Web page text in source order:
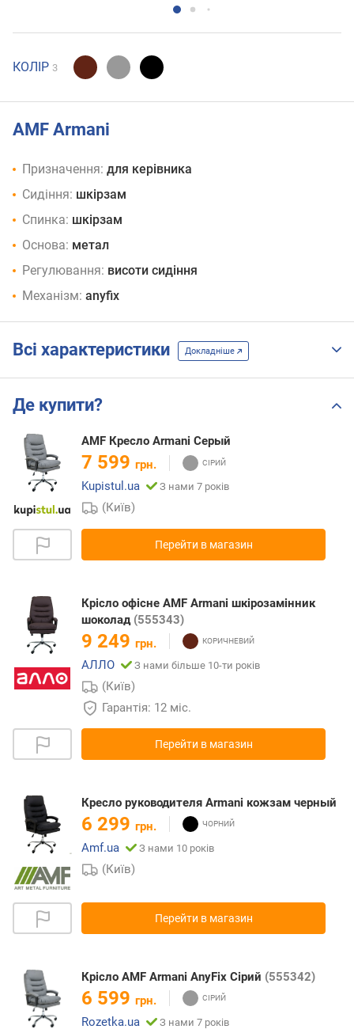
КОЛІР 3
AMF Armani
Призначення: для керівника
Сидіння: шкірзам
Спинка: шкірзам
Основа: метал
Регулювання: висоти сидіння
Механізм: anyfix
Всі характеристики Докладніше
Де купити?
AMF Кресло Armani Серый
7 599 грн.
Kupistul.ua
З нами 7 років
(Київ)
Перейти в магазин
Крісло офісне AMF Armani шкірозамінник
шоколад (555343)
9 249 грн.
АЛЛО
З нами більше 10-ти років
(Київ)
Гарантія: 12 міс.
Перейти в магазин
Кресло руководителя Armani кожзам черный
6 299 грн.
Amf.ua
З нами 10 років
(Київ)
Перейти в магазин
Крісло AMF Armani AnyFix Сірий (555342)
6 599 грн.
Rozetka.ua
З нами 7 років